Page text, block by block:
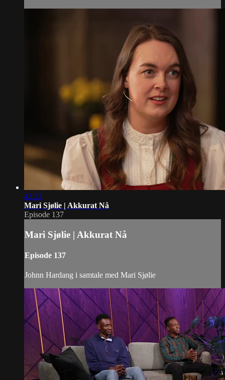
42:22
Mari Sjølie | Akkurat Nå
Episode 137
Mari Sjølie | Akkurat Nå
Episode 137
Johnn Hardang i samtale med Mari Sjølie